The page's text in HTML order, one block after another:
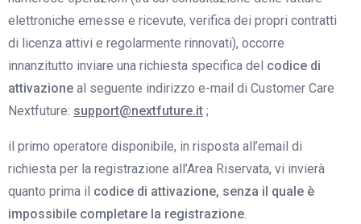
elettroniche emesse e ricevute, verifica dei propri contratti
di licenza attivi e regolarmente rinnovati), occorre
innanzitutto inviare una richiesta specifica del codice di
attivazione al seguente indirizzo e-mail di Customer Care
Nextfuture: support@nextfuture.it ;
il primo operatore disponibile, in risposta all’email di
richiesta per la registrazione all’Area Riservata, vi invierà
quanto prima il codice di attivazione, senza il quale è
impossibile completare la registrazione.